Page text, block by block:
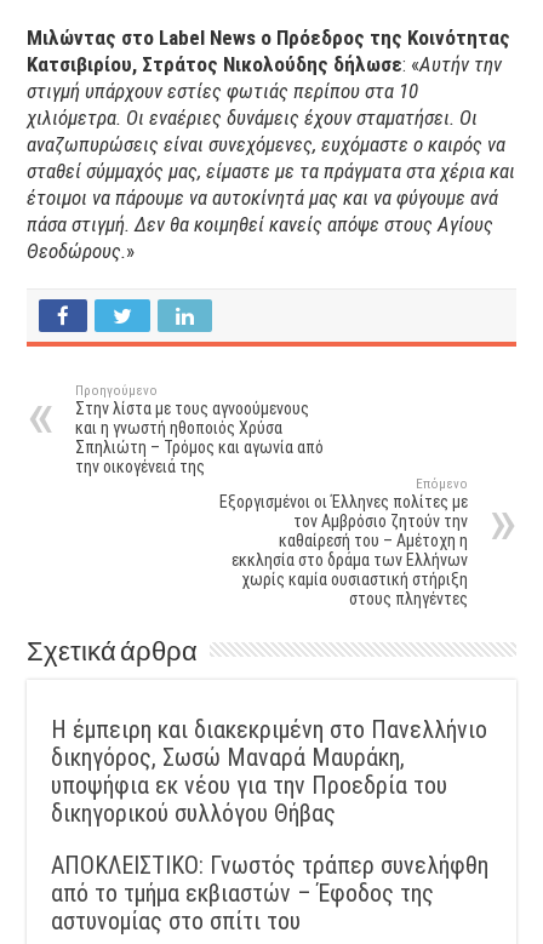
Μιλώντας στο Label News o Πρόεδρος της Κοινότητας
Κατσιβιρίου, Στράτος Νικολούδης δήλωσε: «Αυτήν την
στιγμή υπάρχουν εστίες φωτιάς περίπου στα 10
χιλιόμετρα. Οι εναέριες δυνάμεις έχουν σταματήσει. Οι
αναζωπυρώσεις είναι συνεχόμενες, ευχόμαστε ο καιρός να
σταθεί σύμμαχός μας, είμαστε με τα πράγματα στα χέρια και
έτοιμοι να πάρουμε να αυτοκίνητά μας και να φύγουμε ανά
πάσα στιγμή. Δεν θα κοιμηθεί κανείς απόψε στους Αγίους
Θεοδώρους.»
Προηγούμενο
Στην λίστα με τους αγνοούμενους
και η γνωστή ηθοποιός Χρύσα
Σπηλιώτη – Τρόμος και αγωνία από
την οικογένειά της
Επόμενο
Εξοργισμένοι οι Έλληνες πολίτες με
τον Αμβρόσιο ζητούν την
καθαίρεσή του – Αμέτοχη η
εκκλησία στο δράμα των Ελλήνων
χωρίς καμία ουσιαστική στήριξη
στους πληγέντες
Σχετικά άρθρα
Η έμπειρη και διακεκριμένη στο Πανελλήνιο
δικηγόρος, Σωσώ Μαναρά Μαυράκη,
υποψήφια εκ νέου για την Προεδρία του
δικηγορικού συλλόγου Θήβας
ΑΠΟΚΛΕΙΣΤΙΚΟ: Γνωστός τράπερ συνελήφθη
από το τμήμα εκβιαστών – Έφοδος της
αστυνομίας στο σπίτι του